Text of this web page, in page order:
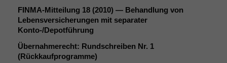
FINMA-Mitteilung 18 (2010) — Behandlung von
Lebensversicherungen mit separater
Konto-/Depotführung
Übernahmerecht: Rundschreiben Nr. 1
(Rückkaufprogramme)